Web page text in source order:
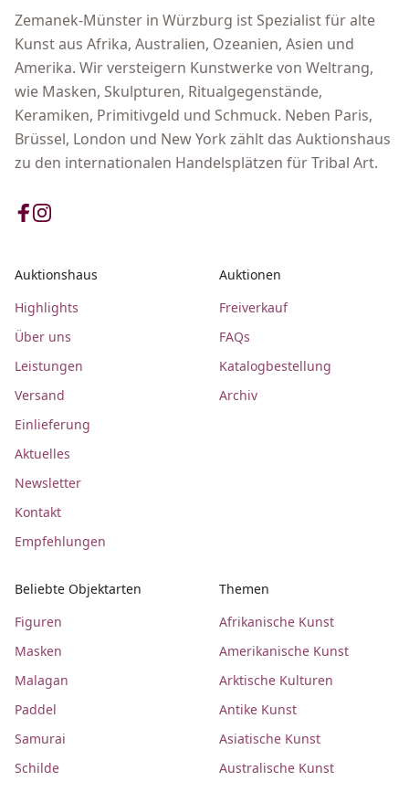
Zemanek-Münster in Würzburg ist Spezialist für alte
Kunst aus Afrika, Australien, Ozeanien, Asien und
Amerika. Wir versteigern Kunstwerke von Weltrang,
wie Masken, Skulpturen, Ritualgegenstände,
Keramiken, Primitivgeld und Schmuck. Neben Paris,
Brüssel, London und New York zählt das Auktionshaus
zu den internationalen Handelsplätzen für Tribal Art.
Auktionshaus
Highlights
Über uns
Leistungen
Versand
Einlieferung
Aktuelles
Newsletter
Kontakt
Empfehlungen
Auktionen
Freiverkauf
FAQs
Katalogbestellung
Archiv
Beliebte Objektarten
Figuren
Masken
Malagan
Paddel
Samurai
Schilde
Themen
Afrikanische Kunst
Amerikanische Kunst
Arktische Kulturen
Antike Kunst
Asiatische Kunst
Australische Kunst